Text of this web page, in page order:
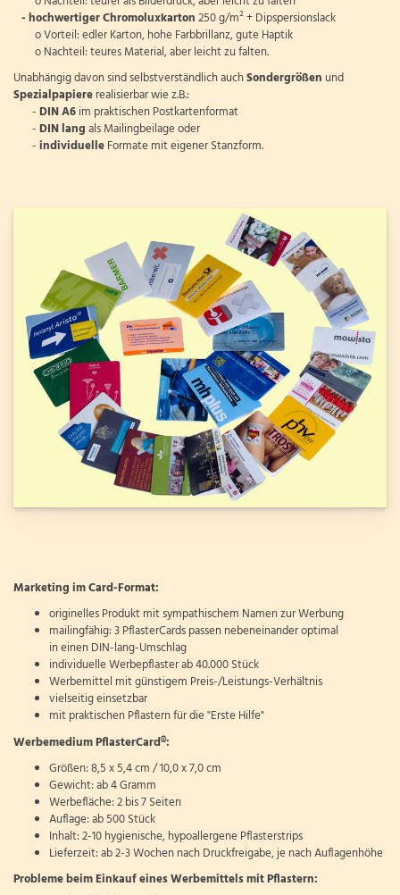
- hochwertiger Chromoluxkarton250 g/m² + Dipspersionslack
o Vorteil: edler Karton, hohe Farbbrillanz, gute Haptik
o Nachteil: teures Material, aber leicht zu falten.
Unabhängig davon sind selbstverständlich auchSondergrößenund
Spezialpapiererealisierbar wie z.B.:
-DIN A6im praktischen Postkartenformat
-DIN langals Mailingbeilage oder
-individuelleFormate mit eigener Stanzform.
Marketing im Card-Format:
originelles Produkt mit sympathischem Namen zur Werbung
mailingfähig: 3 PflasterCards passen nebeneinander optimal
in einen DIN-lang-Umschlag
individuelle Werbepflaster ab 40.000 Stück
Werbemittel mit günstigem Preis-/Leistungs-Verhältnis
vielseitig einsetzbar
mit praktischen Pflastern für die "Erste Hilfe"
Werbemedium PflasterCard®:
Größen: 8,5 x 5,4 cm / 10,0 x 7,0 cm
Gewicht: ab 4 Gramm
Werbefläche: 2 bis 7 Seiten
Auflage: ab 500 Stück
Inhalt: 2-10 hygienische, hypoallergene Pflasterstrips
Lieferzeit: ab 2-3 Wochen nach Druckfreigabe, je nach Auflagenhöhe
Probleme beim Einkauf eines Werbemittels mit Pflastern: